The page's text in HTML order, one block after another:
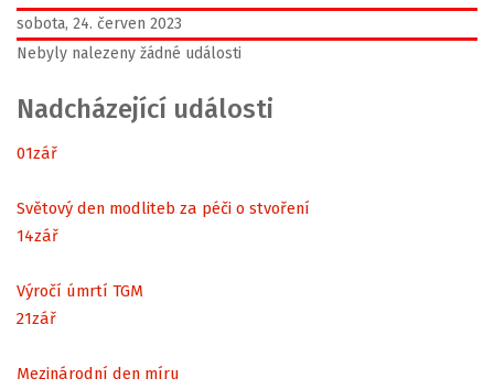
sobota, 24. červen 2023
Nebyly nalezeny žádné události
Nadcházející události
01zář
Světový den modliteb za péči o stvoření
14zář
Výročí úmrtí TGM
21zář
Mezinárodní den míru